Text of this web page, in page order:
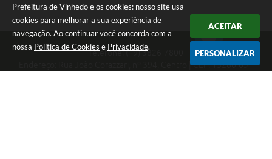
Prefeitura de Vinhedo e os cookies: nosso site usa
cookies para melhorar a sua experiência de
navegação. Ao continuar você concorda com a
nossa Política de Cookies e Privacidade.
ACEITAR
PERSONALIZAR
Telefone: (19) 3826-7800
Endereço: Rua João Corazzari, nº 394, Centro | CEP: 13280-091